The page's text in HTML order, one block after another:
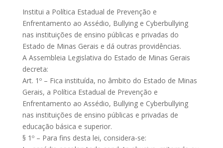
Institui a Política Estadual de Prevenção e
Enfrentamento ao Assédio, Bullying e Cyberbullying
nas instituições de ensino públicas e privadas do
Estado de Minas Gerais e dá outras providências.
A Assembleia Legislativa do Estado de Minas Gerais
decreta:
Art. 1º – Fica instituída, no âmbito do Estado de Minas
Gerais, a Política Estadual de Prevenção e
Enfrentamento ao Assédio, Bullying e Cyberbullying
nas instituições de ensino públicas e privadas de
educação básica e superior.
§ 1º – Para fins desta lei, considera-se: